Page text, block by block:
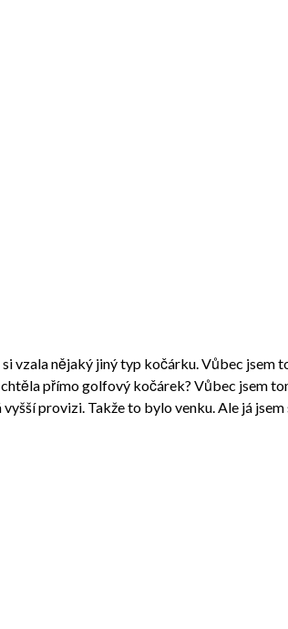
vzala nějaký jiný typ kočárku. Vůbec jsem
přímo golfový kočárek? Vůbec jsem
provizi. Takže to bylo venku. Ale já jsem